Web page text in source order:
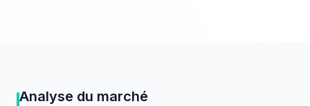
Analyse du marché